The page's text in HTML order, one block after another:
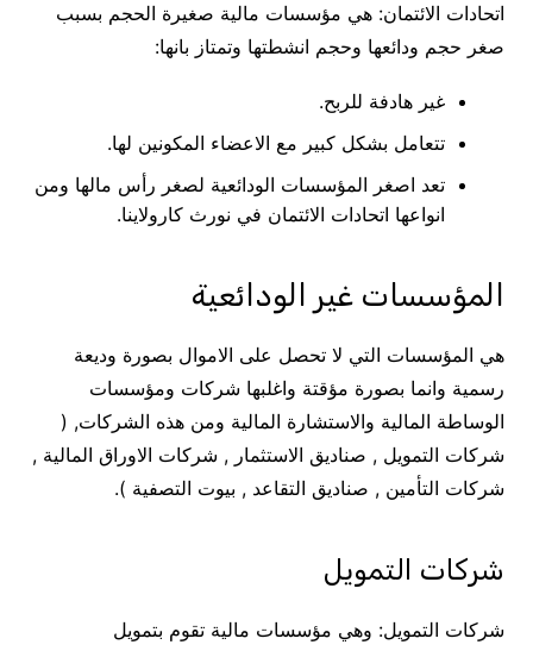
اتحادات الائتمان: هي مؤسسات مالية صغيرة الحجم بسبب
صغر حجم ودائعها وحجم انشطتها وتمتاز بانها:
غير هادفة للربح.
تتعامل بشكل كبير مع الاعضاء المكونين لها.
تعد اصغر المؤسسات الودائعية لصغر رأس مالها ومن
انواعها اتحادات الائتمان في نورث كارولاينا.
المؤسسات غير الودائعية
هي المؤسسات التي لا تحصل على الاموال بصورة وديعة
رسمية وانما بصورة مؤقتة واغلبها شركات ومؤسسات
الوساطة المالية والاستشارة المالية ومن هذه الشركات, (
شركات التمويل , صناديق الاستثمار , شركات الاوراق المالية ,
شركات التأمين , صناديق التقاعد , بيوت التصفية ).
شركات التمويل
شركات التمويل: وهي مؤسسات مالية تقوم بتمويل